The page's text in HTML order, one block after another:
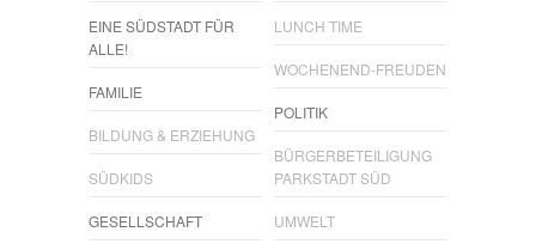
EINE SÜDSTADT FÜR
ALLE!
FAMILIE
BILDUNG & ERZIEHUNG
SÜDKIDS
GESELLSCHAFT
LUNCH TIME
WOCHENEND-FREUDEN
POLITIK
BÜRGERBETEILIGUNG
PARKSTADT SÜD
UMWELT